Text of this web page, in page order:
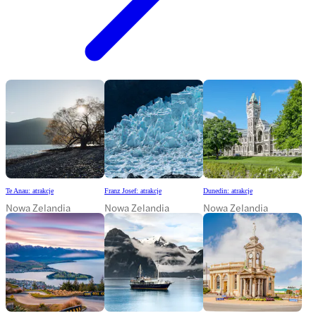
Te Anau: atrakcje
Nowa Zelandia
Franz Josef: atrakcje
Nowa Zelandia
Dunedin: atrakcje
Nowa Zelandia